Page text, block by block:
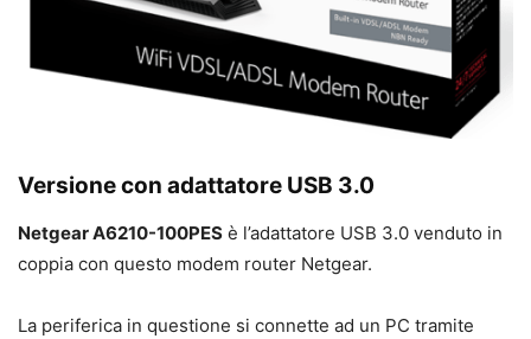
Versione con adattatore USB 3.0
Netgear A6210-100PES è l’adattatore USB 3.0 venduto in
coppia con questo modem router Netgear.
La periferica in questione si connette ad un PC tramite